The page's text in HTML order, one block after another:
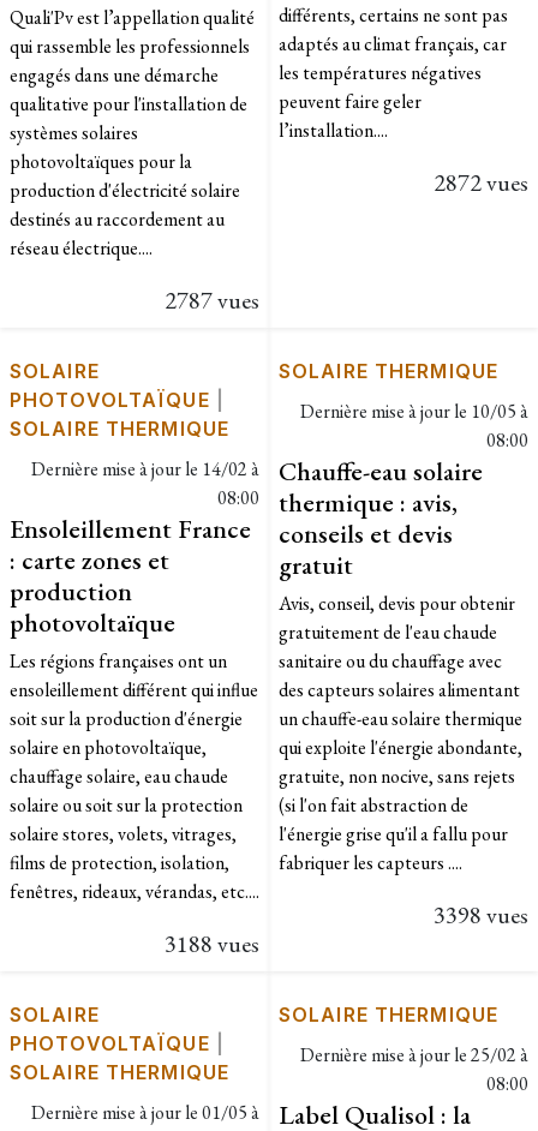
Quali'Pv est l’appellation qualité
qui rassemble les professionnels
engagés dans une démarche
qualitative pour l'installation de
systèmes solaires
photovoltaïques pour la
production d'électricité solaire
destinés au raccordement au
réseau électrique....
2787 vues
différents, certains ne sont pas
adaptés au climat français, car
les températures négatives
peuvent faire geler
l’installation....
2872 vues
SOLAIRE
PHOTOVOLTAÏQUE
SOLAIRE THERMIQUE
Dernière mise à jour le 14/02 à
08:00
Ensoleillement France
: carte zones et
production
photovoltaïque
Les régions françaises ont un
ensoleillement différent qui influe
soit sur la production d'énergie
solaire en photovoltaïque,
chauffage solaire, eau chaude
solaire ou soit sur la protection
solaire stores, volets, vitrages,
films de protection, isolation,
fenêtres, rideaux, vérandas, etc....
3188 vues
SOLAIRE THERMIQUE
Dernière mise à jour le 10/05 à
08:00
Chauffe-eau solaire
thermique : avis,
conseils et devis
gratuit
Avis, conseil, devis pour obtenir
gratuitement de l'eau chaude
sanitaire ou du chauffage avec
des capteurs solaires alimentant
un chauffe-eau solaire thermique
qui exploite l'énergie abondante,
gratuite, non nocive, sans rejets
(si l'on fait abstraction de
l'énergie grise qu'il a fallu pour
fabriquer les capteurs ....
3398 vues
SOLAIRE
PHOTOVOLTAÏQUE
SOLAIRE THERMIQUE
Dernière mise à jour le01/05 à
SOLAIRE THERMIQUE
Dernière mise à jour le25/02 à
08:00
Label Qualisol : la